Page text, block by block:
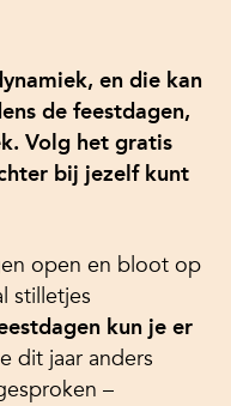
en die kan
de feestdagen,
Volg het gratis
bij jezelf kunt
open en bloot op
stilletjes
kun je er
dit jaar anders
–